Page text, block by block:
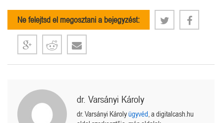
Ne felejtsd el megosztani a bejegyzést:
dr. Varsányi Károly
dr. Varsányi Károlyügyvéd , a digitalcash.hu